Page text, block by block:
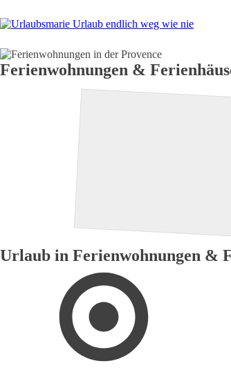
Ferienwohnungen &
Urlaub in Ferienwohnungen &